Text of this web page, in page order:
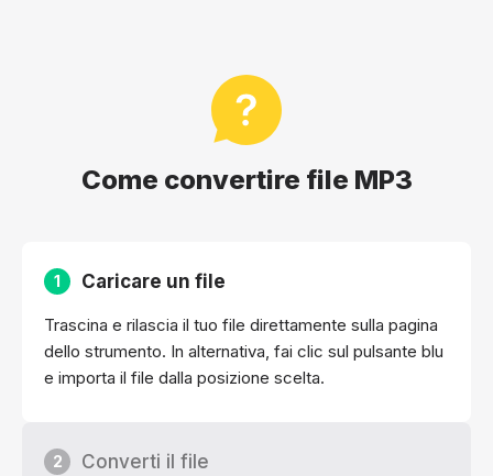
Come convertire file MP3
1 Caricare un file
Trascina e rilascia il tuo file direttamente sulla pagina
dello strumento. In alternativa, fai clic sul pulsante blu
e importa il file dalla posizione scelta.
2 Converti il file